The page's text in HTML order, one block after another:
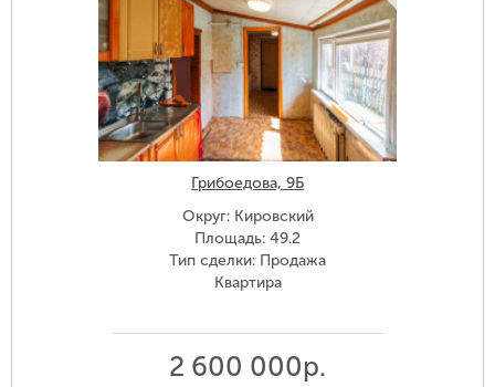
Грибоедова, 9Б
Округ: Кировский
Площадь: 49.2
Тип сделки: Продажа
Квартира
2 600 000р.